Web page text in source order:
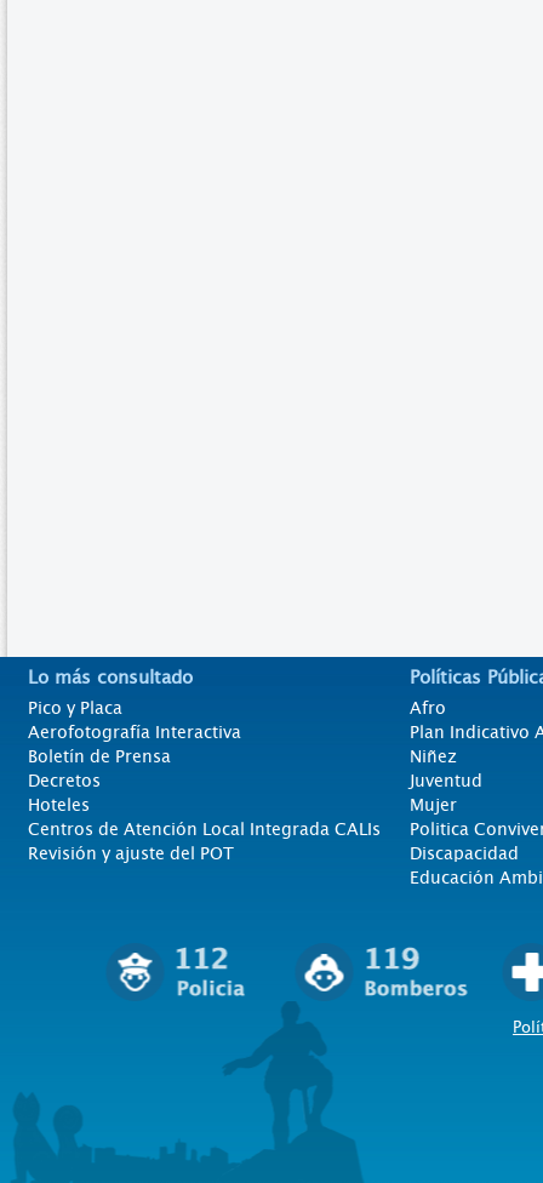
Lo más consultado
Pico y Placa
Aerofotografía Interactiva
Boletín de Prensa
Decretos
Hoteles
Centros de Atención Local Integrada CALIs
Revisión y ajuste del POT
Políticas
Afro
Plan Indicativo
Niñez
Juventud
Mujer
Politica
Discapacidad
Educación